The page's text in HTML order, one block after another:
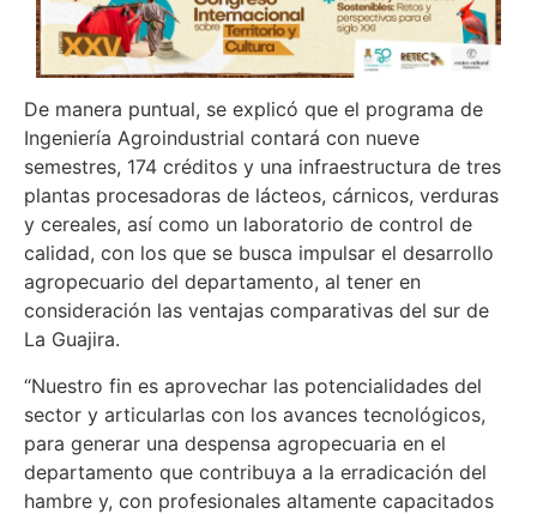
De manera puntual, se explicó que el programa de
Ingeniería Agroindustrial contará con nueve
semestres, 174 créditos y una infraestructura de tres
plantas procesadoras de lácteos, cárnicos, verduras
y cereales, así como un laboratorio de control de
calidad, con los que se busca impulsar el desarrollo
agropecuario del departamento, al tener en
consideración las ventajas comparativas del sur de
La Guajira.
“Nuestro fin es aprovechar las potencialidades del
sector y articularlas con los avances tecnológicos,
para generar una despensa agropecuaria en el
departamento que contribuya a la erradicación del
hambre y, con profesionales altamente capacitados